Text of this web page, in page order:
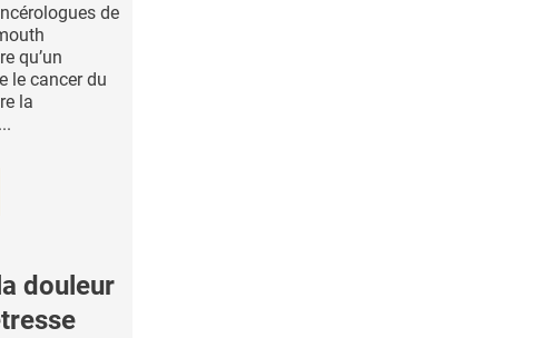
de
qu’un
le cancer du
la
douleur